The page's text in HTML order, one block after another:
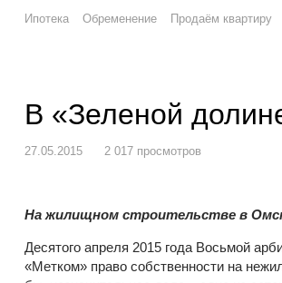
Ипотека Обременение Продаём квартиру
В «Зеленой
27.05.2015 2 017 просмотров
На жилищном строительстве в
Десятого апреля 2015 года Восьмой
«Метком» право собственности на